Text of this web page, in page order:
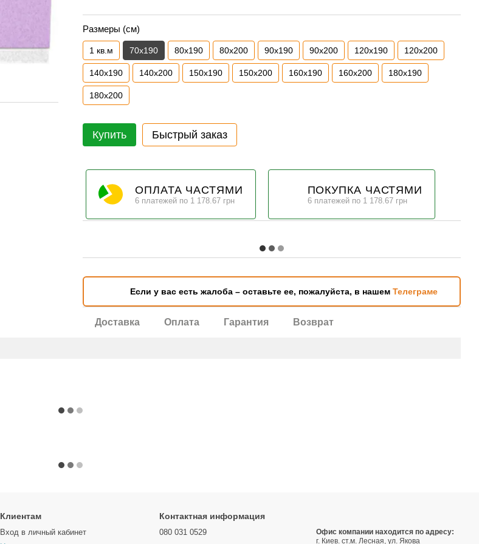
Размеры (см)
1 кв.м 70х190 80х190 80х200 90х190 90х200 120х190 120х200
140х190 140х200 150х190 150х200 160х190 160х200 180х190
180х200
Купить Быстрый заказ
ОПЛАТА ЧАСТЯМИ
6 платежей по 1 178.67 грн
ПОКУПКА ЧАСТЯМИ
6 платежей по 1 178.67 грн
Если у вас есть жалоба – оставьте ее, пожалуйста, в нашем Телеграме
Доставка Оплата Гарантия Возврат
Клиентам
Вход в личный кабинет
Контактная информация
080 031 0529
Офис компании находится по адресу:
г. Киев. ст.м. Лесная, ул. Якова